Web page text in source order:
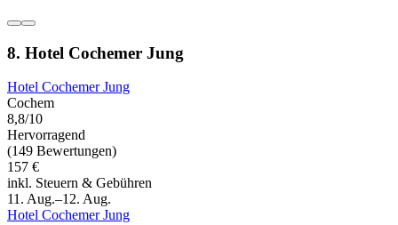
8. Hotel Cochemer Jung
Hotel Cochemer Jung
Cochem
8,8/10
Hervorragend
(149 Bewertungen)
157 €
inkl. Steuern & Gebühren
11. Aug.–12. Aug.
Hotel Cochemer Jung